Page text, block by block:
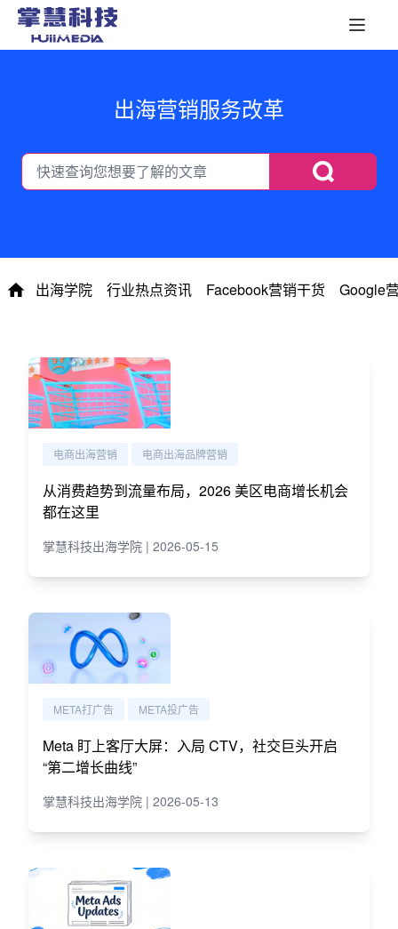
出海营销服务改革
出海学院 行业热点资讯 Facebook营销干货 Google
电商出海营销 电商出海品牌营销
从消费趋势到流量布局，2026 美区电商增长机会
都在这里
掌慧科技出海学院 | 2026-05-15
META打广告 META投广告
Meta 盯上客厅大屏：入局 CTV，社交巨头开启
“第二增长曲线”
掌慧科技出海学院 | 2026-05-13